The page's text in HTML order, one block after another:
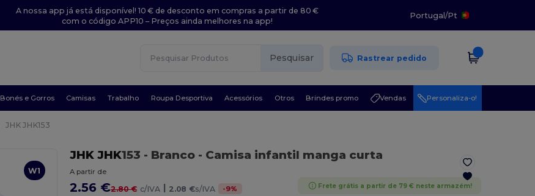
A nossa app já está disponível! 10 € de desconto em compras a partir de 80 €
com o código APP10 – Preços ainda melhores na app!
Portugal/Pt
Pesquisar Rastrear pedido
Bonés e Gorros Camisas Trabalho Roupa Desportiva Acessórios Otros Brindes promo Vendas Personaliza-o!
JHK JHK153
W1
JHK JHK153 - Branco- Camisa infantil manga curta
A partir de
2.56 €2.80 € c/IVA | 2.08 €s/IVA -9% Frete grátis a partir de 79 € neste armazém!